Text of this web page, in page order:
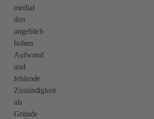
medial
den
angeblich
hohen
Aufwand
und
fehlende
Zuständigkeit
als
Gründe